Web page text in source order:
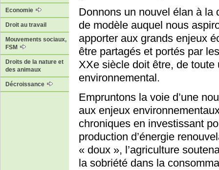
Economie
Droit au travail
Mouvements sociaux,
FSM
Droits de la nature et
des animaux
Décroissance
Donnons un nouvel élan à la
de modèle auquel nous
apporter aux grands enjeux
être partagés et portés par
XXe siècle doit être, de
environnemental.
Empruntons la voie d’une
aux enjeux
chroniques en investissant
production d’énergie
« doux », l’agriculture
la sobriété dans la